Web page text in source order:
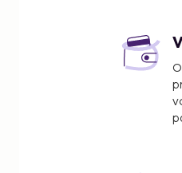
Université
Plaza de Chueca - 2,8
Place d'Espagne - 2,9
L'aéroport principal
Barajas (MAD) - 14,4